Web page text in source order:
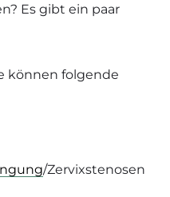
Es gibt ein paar
können folgende
/Zervixstenosen